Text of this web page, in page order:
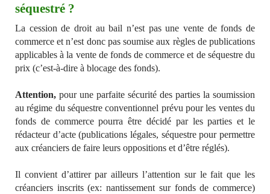
séquestré ?
La cession de droit au bail n’est pas une vente de fonds de
commerce et n’est donc pas soumise aux règles de publications
applicables à la vente de fonds de commerce et de séquestre du
prix (c’est-à-dire à blocage des fonds).
Attention, pour une parfaite sécurité des parties la soumission
au régime du séquestre conventionnel prévu pour les ventes du
fonds de commerce pourra être décidé par les parties et le
rédacteur d’acte (publications légales, séquestre pour permettre
aux créanciers de faire leurs oppositions et d’être réglés).
Il convient d’attirer par ailleurs l’attention sur le fait que les
créanciers inscrits (ex: nantissement sur fonds de commerce)